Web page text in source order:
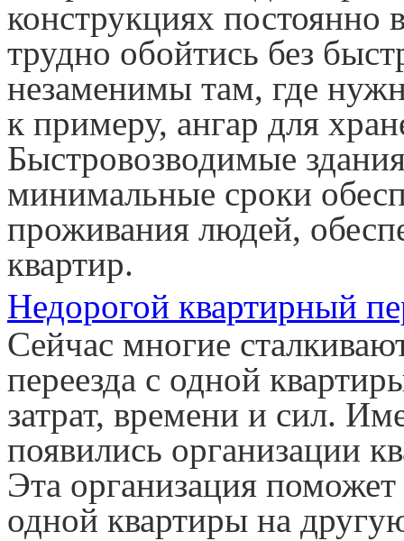
конструкциях постоянно
трудно обойтись без
незаменимы там, где
к примеру, ангар для
Быстровозводимые
минимальные сроки
проживания людей,
квартир.
Недорогой квартирный
Сейчас многие
переезда с одной
затрат, времени и сил.
появились организации
Эта организация
одной квартиры на